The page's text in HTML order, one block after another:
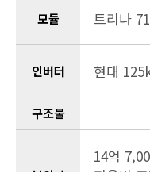
모듈 트리나
인버터 현대
구조물
14억